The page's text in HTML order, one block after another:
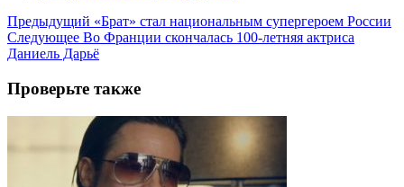
Предыдущий «Брат» стал национальным супергероем России
Следующее Во Франции скончалась 100-летняя актриса
Даниель Дарьё
Проверьте также